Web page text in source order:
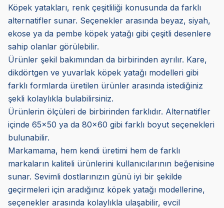
Köpek yatakları, renk çeşitliliği konusunda da farklı
alternatifler sunar. Seçenekler arasında beyaz, siyah,
ekose ya da pembe köpek yatağı gibi çeşitli desenlere
sahip olanlar görülebilir.
Ürünler şekil bakımından da birbirinden ayrılır. Kare,
dikdörtgen ve yuvarlak köpek yatağı modelleri gibi
farklı formlarda üretilen ürünler arasında istediğiniz
şekli kolaylıkla bulabilirsiniz.
Ürünlerin ölçüleri de birbirinden farklıdır. Alternatifler
içinde 65x50 ya da 80x60 gibi farklı boyut seçenekleri
bulunabilir.
Markamama, hem kendi üretimi hem de farklı
markaların kaliteli ürünlerini kullanıcılarının beğenisine
sunar. Sevimli dostlarınızın günü iyi bir şekilde
geçirmeleri için aradığınız köpek yatağı modellerine,
seçenekler arasında kolaylıkla ulaşabilir, evcil